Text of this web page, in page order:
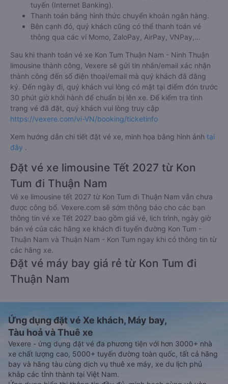
tuyến (Internet Banking).
Thanh toán bằng hình thức chuyển khoản ngân hàng.
Bên cạnh đó, quý khách cũng có thể thanh toán vé
thông qua các ví Momo, ZaloPay, AirPay, VNPay,…
Sau khi thanh toán vé xe Kon Tum Thuận Nam - Ninh Thuận
limousine thành công, Vexere sẽ gửi tin nhắn/email xác nhận
thành công đến số điện thoại/email mà quý khách đã đăng
ký. Đến ngày đi, quý khách vui lòng có mặt tại điểm đón trước
30 phút giờ khởi hành để chuẩn bị lên xe. Để kiểm tra tình
trạng vé đã đặt, quý khách vui lòng truy cập
https://vexere.com/vi-VN/booking/ticketinfo
Xem hướng dẫn chi tiết đặt vé xe, minh họa bằng hình ảnh tại
đây .
Đặt vé xe limousine Tết 2027 từ Kon
Tum đi Thuận Nam
Vé xe limousine tết 2027 từ Kon Tum đi Thuận Nam vẫn chưa
được công bố. Vexere.com sẽ sớm thông báo cho các bạn
thông tin vé xe Tết 2027 bao gồm giá vé, lịch trình, ngày giờ
bán vé của các hãng xe khách đi tuyến đường Kon Tum -
Thuận Nam và Thuận Nam - Kon Tum ngay khi có thông tin từ
các hãng xe.
Đặt vé máy bay giá rẻ từ Kon Tum đi
Thuận Nam
Ứng dụng đặt vé Xe khách, Máy bay,
Tàu hoả và Thuê xe
Vexere - ứng dụng đặt vé đa phương tiện với hơn 3000+ nhà
xe chất lượng cao, 5000+ tuyến đường toàn quốc, tất cả hãng
bay và hãng tàu cùng dịch vụ thuê xe máy, xe du lịch phủ
khắp các tỉnh thành tại Việt Nam.